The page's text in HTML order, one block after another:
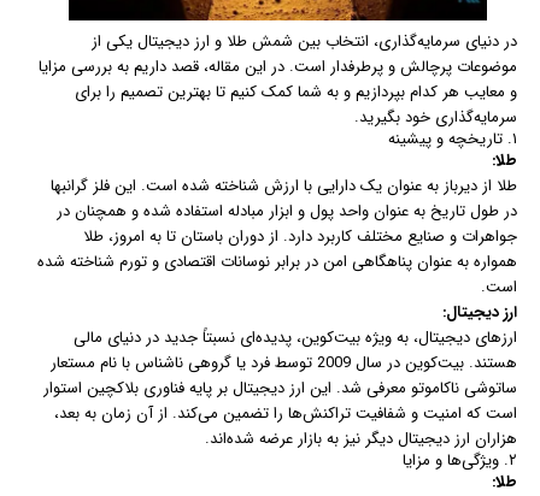
در دنیای سرمایه‌گذاری، انتخاب بین شمش طلا و ارز دیجیتال یکی از
موضوعات پرچالش و پرطرفدار است. در این مقاله، قصد داریم به بررسی مزایا
و معایب هر کدام بپردازیم و به شما کمک کنیم تا بهترین تصمیم را برای
سرمایه‌گذاری خود بگیرید.
۱. تاریخچه و پیشینه
طلا:
طلا از دیرباز به عنوان یک دارایی با ارزش شناخته شده است. این فلز گرانبها
در طول تاریخ به عنوان واحد پول و ابزار مبادله استفاده شده و همچنان در
جواهرات و صنایع مختلف کاربرد دارد. از دوران باستان تا به امروز، طلا
همواره به عنوان پناهگاهی امن در برابر نوسانات اقتصادی و تورم شناخته شده
است.
ارز دیجیتال:
ارزهای دیجیتال، به ویژه بیت‌کوین، پدیده‌ای نسبتاً جدید در دنیای مالی
هستند. بیت‌کوین در سال 2009 توسط فرد یا گروهی ناشناس با نام مستعار
ساتوشی ناکاموتو معرفی شد. این ارز دیجیتال بر پایه فناوری بلاکچین استوار
است که امنیت و شفافیت تراکنش‌ها را تضمین می‌کند. از آن زمان به بعد،
هزاران ارز دیجیتال دیگر نیز به بازار عرضه شده‌اند.
۲. ویژگی‌ها و مزایا
طلا: